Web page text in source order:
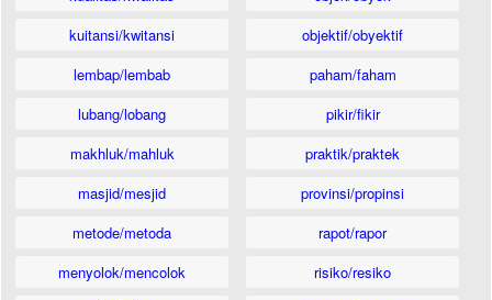
kuitansi/kwitansi
lembap/lembab
lubang/lobang
makhluk/mahluk
masjid/mesjid
metode/metoda
menyolok/mencolok
objektif/obyektif
paham/faham
pikir/fikir
praktik/praktek
provinsi/propinsi
rapot/rapor
risiko/resiko